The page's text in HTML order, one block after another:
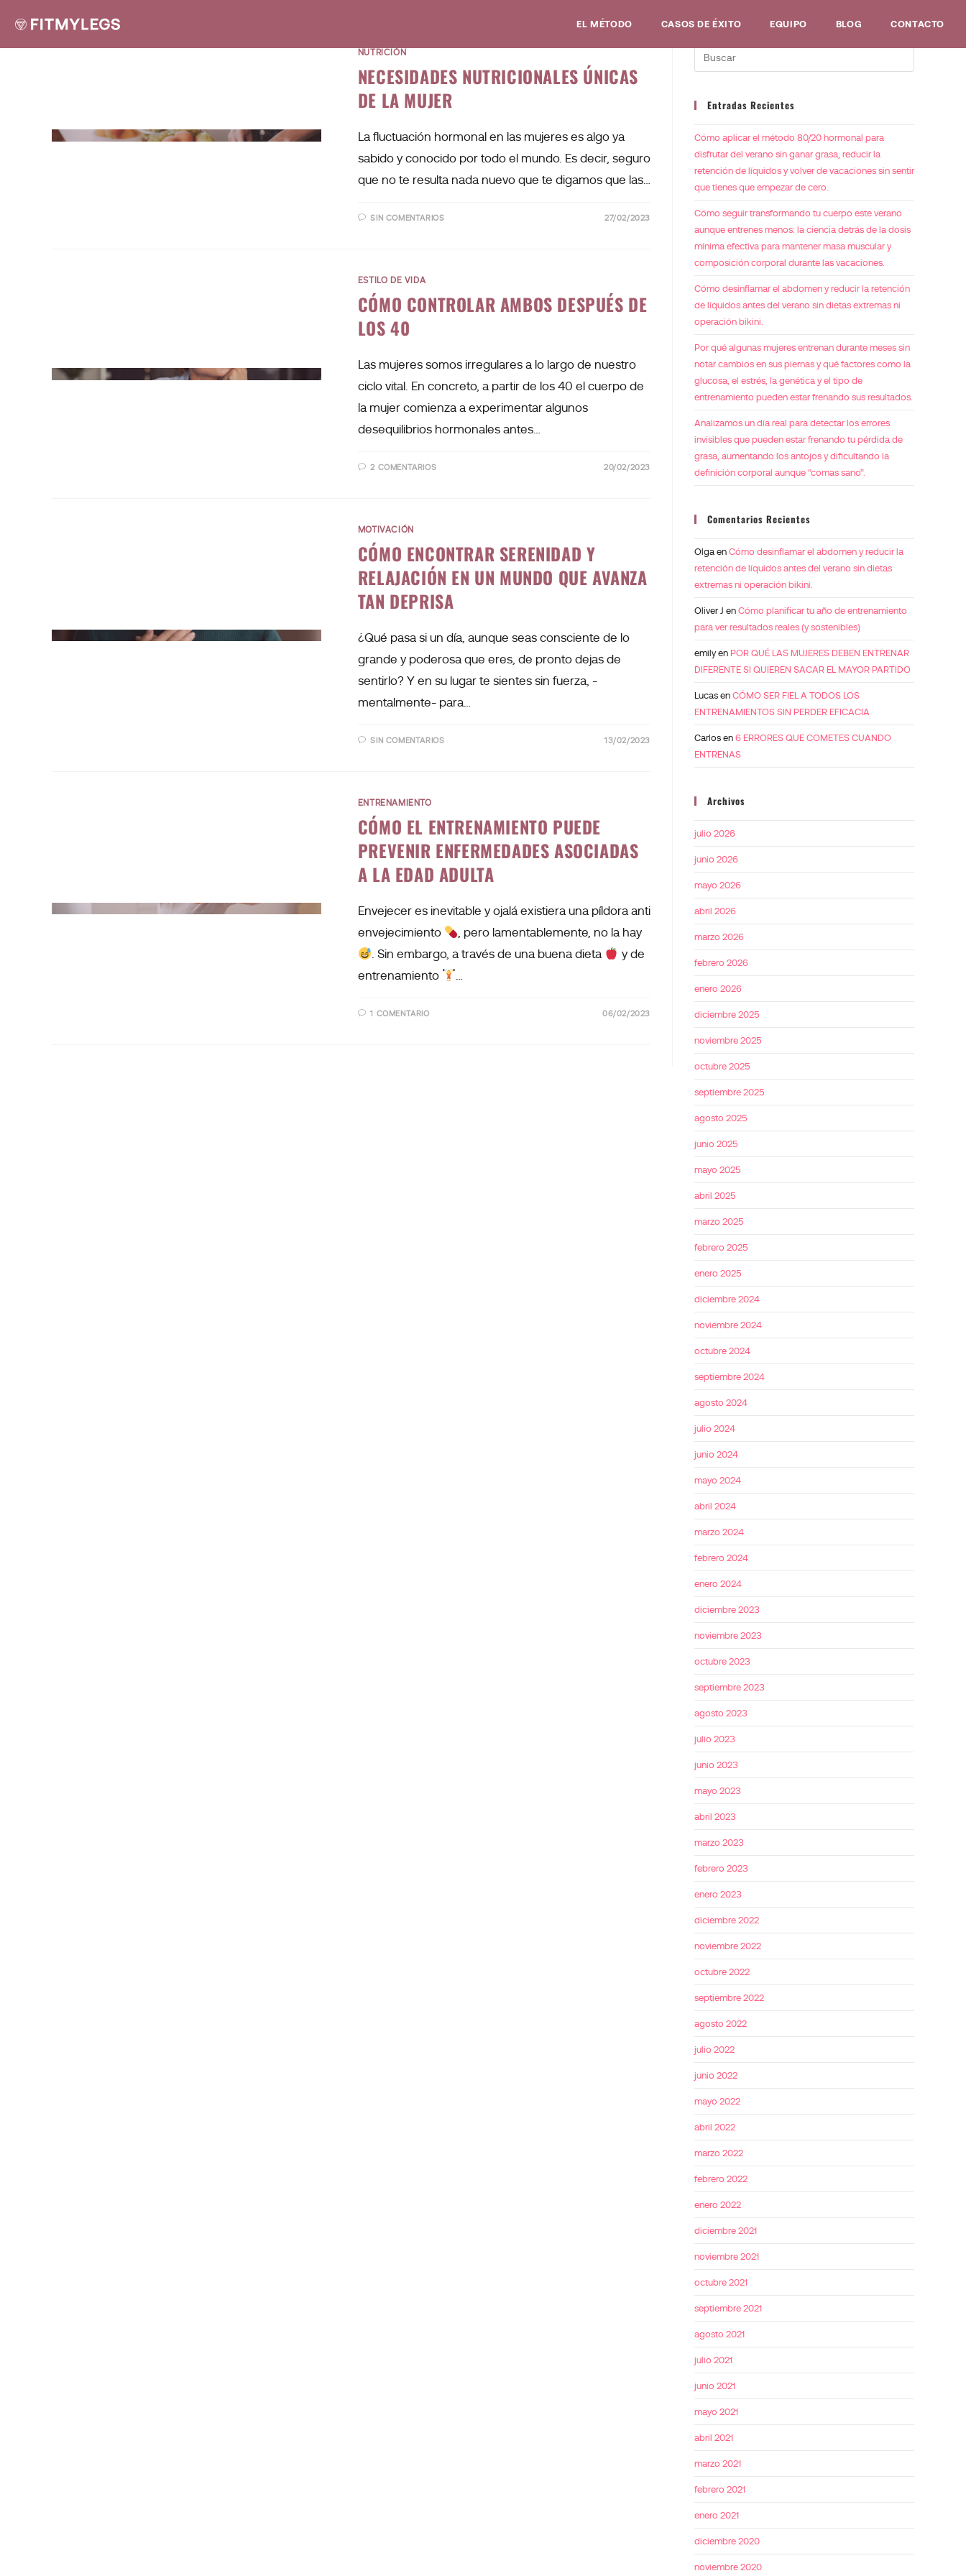
EL MÉTODO CASOS DE ÉXITO EQUIPO BLOG CONTACTO
NUTRICIÓN
NECESIDADES NUTRICIONALES ÚNICAS
DE LA MUJER
La fluctuación hormonal en las mujeres es algo ya
sabido y conocido por todo el mundo. Es decir, seguro
que no te resulta nada nuevo que te digamos que las…
SIN COMENTARIOS 27/02/2023
ESTILO DE VIDA
CÓMO CONTROLAR AMBOS DESPUÉS DE
LOS 40
Las mujeres somos irregulares a lo largo de nuestro
ciclo vital. En concreto, a partir de los 40 el cuerpo de
la mujer comienza a experimentar algunos
desequilibrios hormonales antes…
2 COMENTARIOS 20/02/2023
MOTIVACIÓN
CÓMO ENCONTRAR SERENIDAD Y
RELAJACIÓN EN UN MUNDO QUE AVANZA
TAN DEPRISA
¿Qué pasa si un día, aunque seas consciente de lo
grande y poderosa que eres, de pronto dejas de
sentirlo? Y en su lugar te sientes sin fuerza, -
mentalmente- para…
SIN COMENTARIOS 13/02/2023
ENTRENAMIENTO
CÓMO EL ENTRENAMIENTO PUEDE
PREVENIR ENFERMEDADES ASOCIADAS
A LA EDAD ADULTA
Envejecer es inevitable y ojalá existiera una píldora anti
envejecimiento
, pero lamentablemente, no la hay
. Sin embargo, a través de una buena dieta
y de
entrenamiento
…
1 COMENTARIO 06/02/2023
Entradas Recientes
Cómo aplicar el método 80/20 hormonal para
disfrutar del verano sin ganar grasa, reducir la
retención de líquidos y volver de vacaciones sin sentir
que tienes que empezar de cero.
Cómo seguir transformando tu cuerpo este verano
aunque entrenes menos: la ciencia detrás de la dosis
mínima efectiva para mantener masa muscular y
composición corporal durante las vacaciones.
Cómo desinflamar el abdomen y reducir la retención
de líquidos antes del verano sin dietas extremas ni
operación bikini.
Por qué algunas mujeres entrenan durante meses sin
notar cambios en sus piernas y qué factores como la
glucosa, el estrés, la genética y el tipo de
entrenamiento pueden estar frenando sus resultados.
Analizamos un día real para detectar los errores
invisibles que pueden estar frenando tu pérdida de
grasa, aumentando los antojos y dificultando la
definición corporal aunque “comas sano”.
Comentarios Recientes
Olga en Cómo desinflamar el abdomen y reducir la
retención de líquidos antes del verano sin dietas
extremas ni operación bikini.
Oliver J en Cómo planificar tu año de entrenamiento
para ver resultados reales (y sostenibles)
emilyen POR QUÉ LAS MUJERES DEBEN ENTRENAR
DIFERENTE SI QUIEREN SACAR EL MAYOR PARTIDO
Lucas en CÓMO SER FIEL A TODOS LOS
ENTRENAMIENTOS SIN PERDER EFICACIA
Carlos en 6 ERRORES QUE COMETES CUANDO
ENTRENAS
Archivos
julio 2026
junio 2026
mayo 2026
abril 2026
marzo 2026
febrero 2026
enero 2026
diciembre 2025
noviembre 2025
octubre 2025
septiembre 2025
agosto 2025
junio 2025
mayo 2025
abril 2025
marzo 2025
febrero 2025
enero 2025
diciembre 2024
noviembre 2024
octubre 2024
septiembre 2024
agosto 2024
julio 2024
junio 2024
mayo 2024
abril 2024
marzo 2024
febrero 2024
enero 2024
diciembre 2023
noviembre 2023
octubre 2023
septiembre 2023
agosto 2023
julio 2023
junio 2023
mayo 2023
abril 2023
marzo 2023
febrero 2023
enero 2023
diciembre 2022
noviembre 2022
octubre 2022
septiembre 2022
agosto 2022
julio 2022
junio 2022
mayo 2022
abril 2022
marzo 2022
febrero 2022
enero 2022
diciembre 2021
noviembre 2021
octubre 2021
septiembre 2021
agosto 2021
julio 2021
junio 2021
mayo 2021
abril 2021
marzo 2021
febrero 2021
enero 2021
diciembre 2020
noviembre 2020